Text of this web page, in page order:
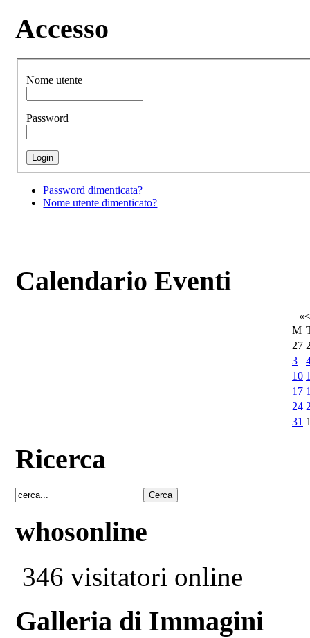
Accesso
Nome utente
Password
Password dimenticata?
Nome utente dimenticato?
Calendario Eventi
«<
M
27
3
10
17
24
31
Ricerca
whosonline
346 visitatori online
Galleria di Immagini